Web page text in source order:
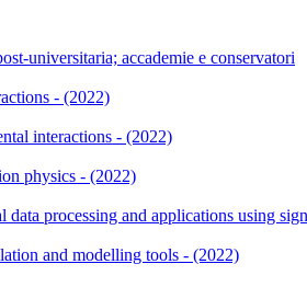
universitaria; accademie e conservatori
- (2022)
interactions - (2022)
physics - (2022)
processing and applications using
and modelling tools - (2022)